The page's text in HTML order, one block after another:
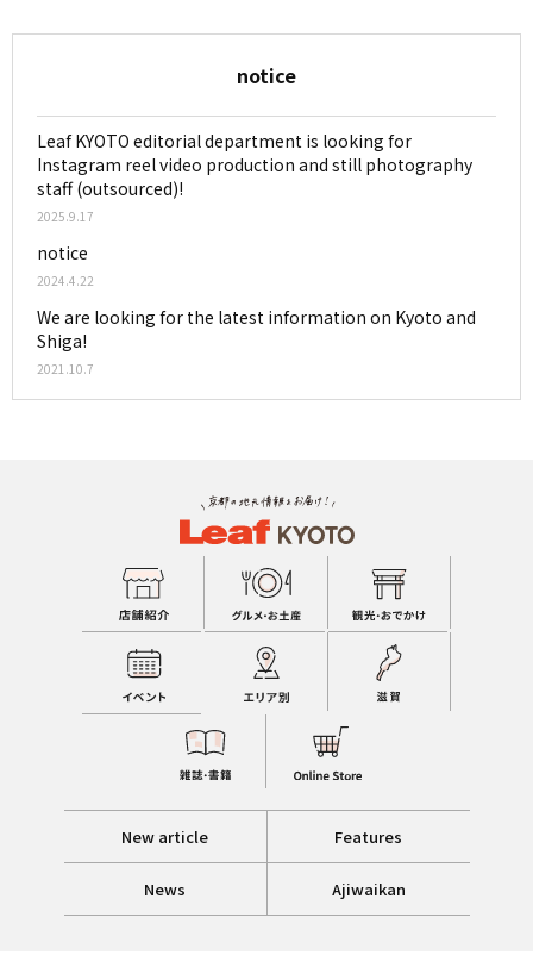
notice
Leaf KYOTO editorial department is looking for
Instagram reel video production and still photography
staff (outsourced)!
2025.9.17
notice
2024.4.22
We are looking for the latest information on Kyoto and
Shiga!
2021.10.7
New article Features
News Ajiwaikan